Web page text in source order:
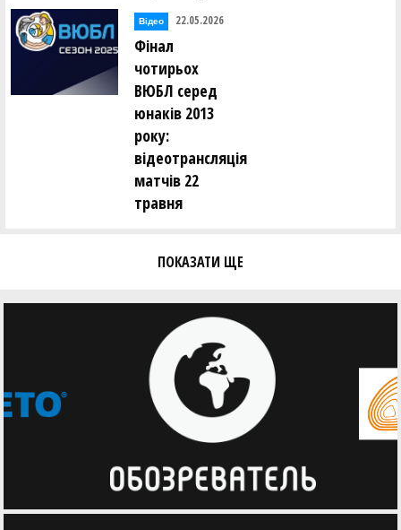
Відео 22.05.2026
Фінал
чотирьох
ВЮБЛ серед
юнаків 2013
року:
відеотрансляція
матчів 22
травня
ПОКАЗАТИ ЩЕ